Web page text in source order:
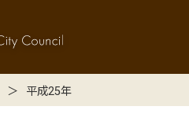
平成25年